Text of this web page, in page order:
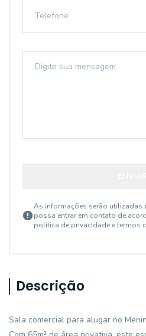
As informações serão utilizadas
possa entrar em contato de
política de privacidade e termos
Descrição
Sala comercial para alugar no